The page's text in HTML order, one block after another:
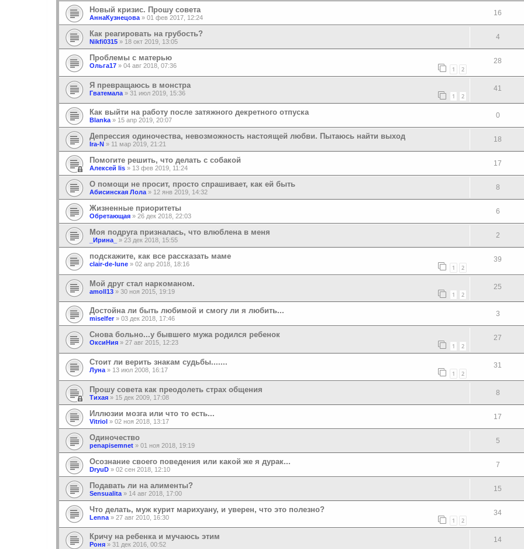
Новый кризис. Прошу совета
АннаКузнецова » 01 фев 2017, 12:24
16
Как реагировать на грубость?
Nikfi0315 » 18 окт 2019, 13:05
4
Проблемы с матерью
Ольга17 » 04 авг 2018, 07:36 1 2
28
Я превращаюсь в монстра
Гватемала » 31 июл 2019, 15:36 1 2
41
Как выйти на работу после затяжного декретного отпуска
Blanka » 15 апр 2019, 20:07
0
Депрессия одиночества, невозможность настоящей любви. Пытаюсь найти выход
Ira-N » 11 мар 2019, 21:21
18
Помогите решить, что делать с собакой
Алексей lis » 13 фев 2019, 11:24
17
О помощи не просит, просто спрашивает, как ей быть
Абисинская Лола » 12 янв 2019, 14:32
8
Жизненные приоритеты
Обретающая » 26 дек 2018, 22:03
6
Моя подруга призналась, что влюблена в меня
_Ирина_ » 23 дек 2018, 15:55
2
подскажите, как все рассказать маме
clair-de-lune » 02 апр 2018, 18:16 1 2
39
Мой друг стал наркоманом.
amoll13 » 30 ноя 2015, 19:19 1 2
25
Достойна ли быть любимой и смогу ли я любить...
miselfer» 03 дек 2018, 17:46
3
Снова больно...у бывшего мужа родился ребенок
ОксиНия » 27 авг 2015, 12:23 1 2
27
Cтоит ли верить знакам судьбы.......
Луна » 13 июл 2008, 16:17 1 2
31
Прошу совета как преодолеть страх общения
Тихая » 15 дек 2009, 17:08
8
Иллюзии мозга или что то есть...
Vitriol » 02 ноя 2018, 13:17
17
Одиночество
penapisemnet » 01 ноя 2018, 19:19
5
Осознание своего поведения или какой же я дурак...
DryuD » 02 сен 2018, 12:10
7
Подавать ли на алименты?
Sensualita » 14 авг 2018, 17:00
15
Что делать, муж курит марихуану, и уверен, что это полезно?
Lenna » 27 авг 2010, 16:30 1 2
34
Кричу на ребенка и мучаюсь этим
Роня » 31 дек 2016, 00:52
14